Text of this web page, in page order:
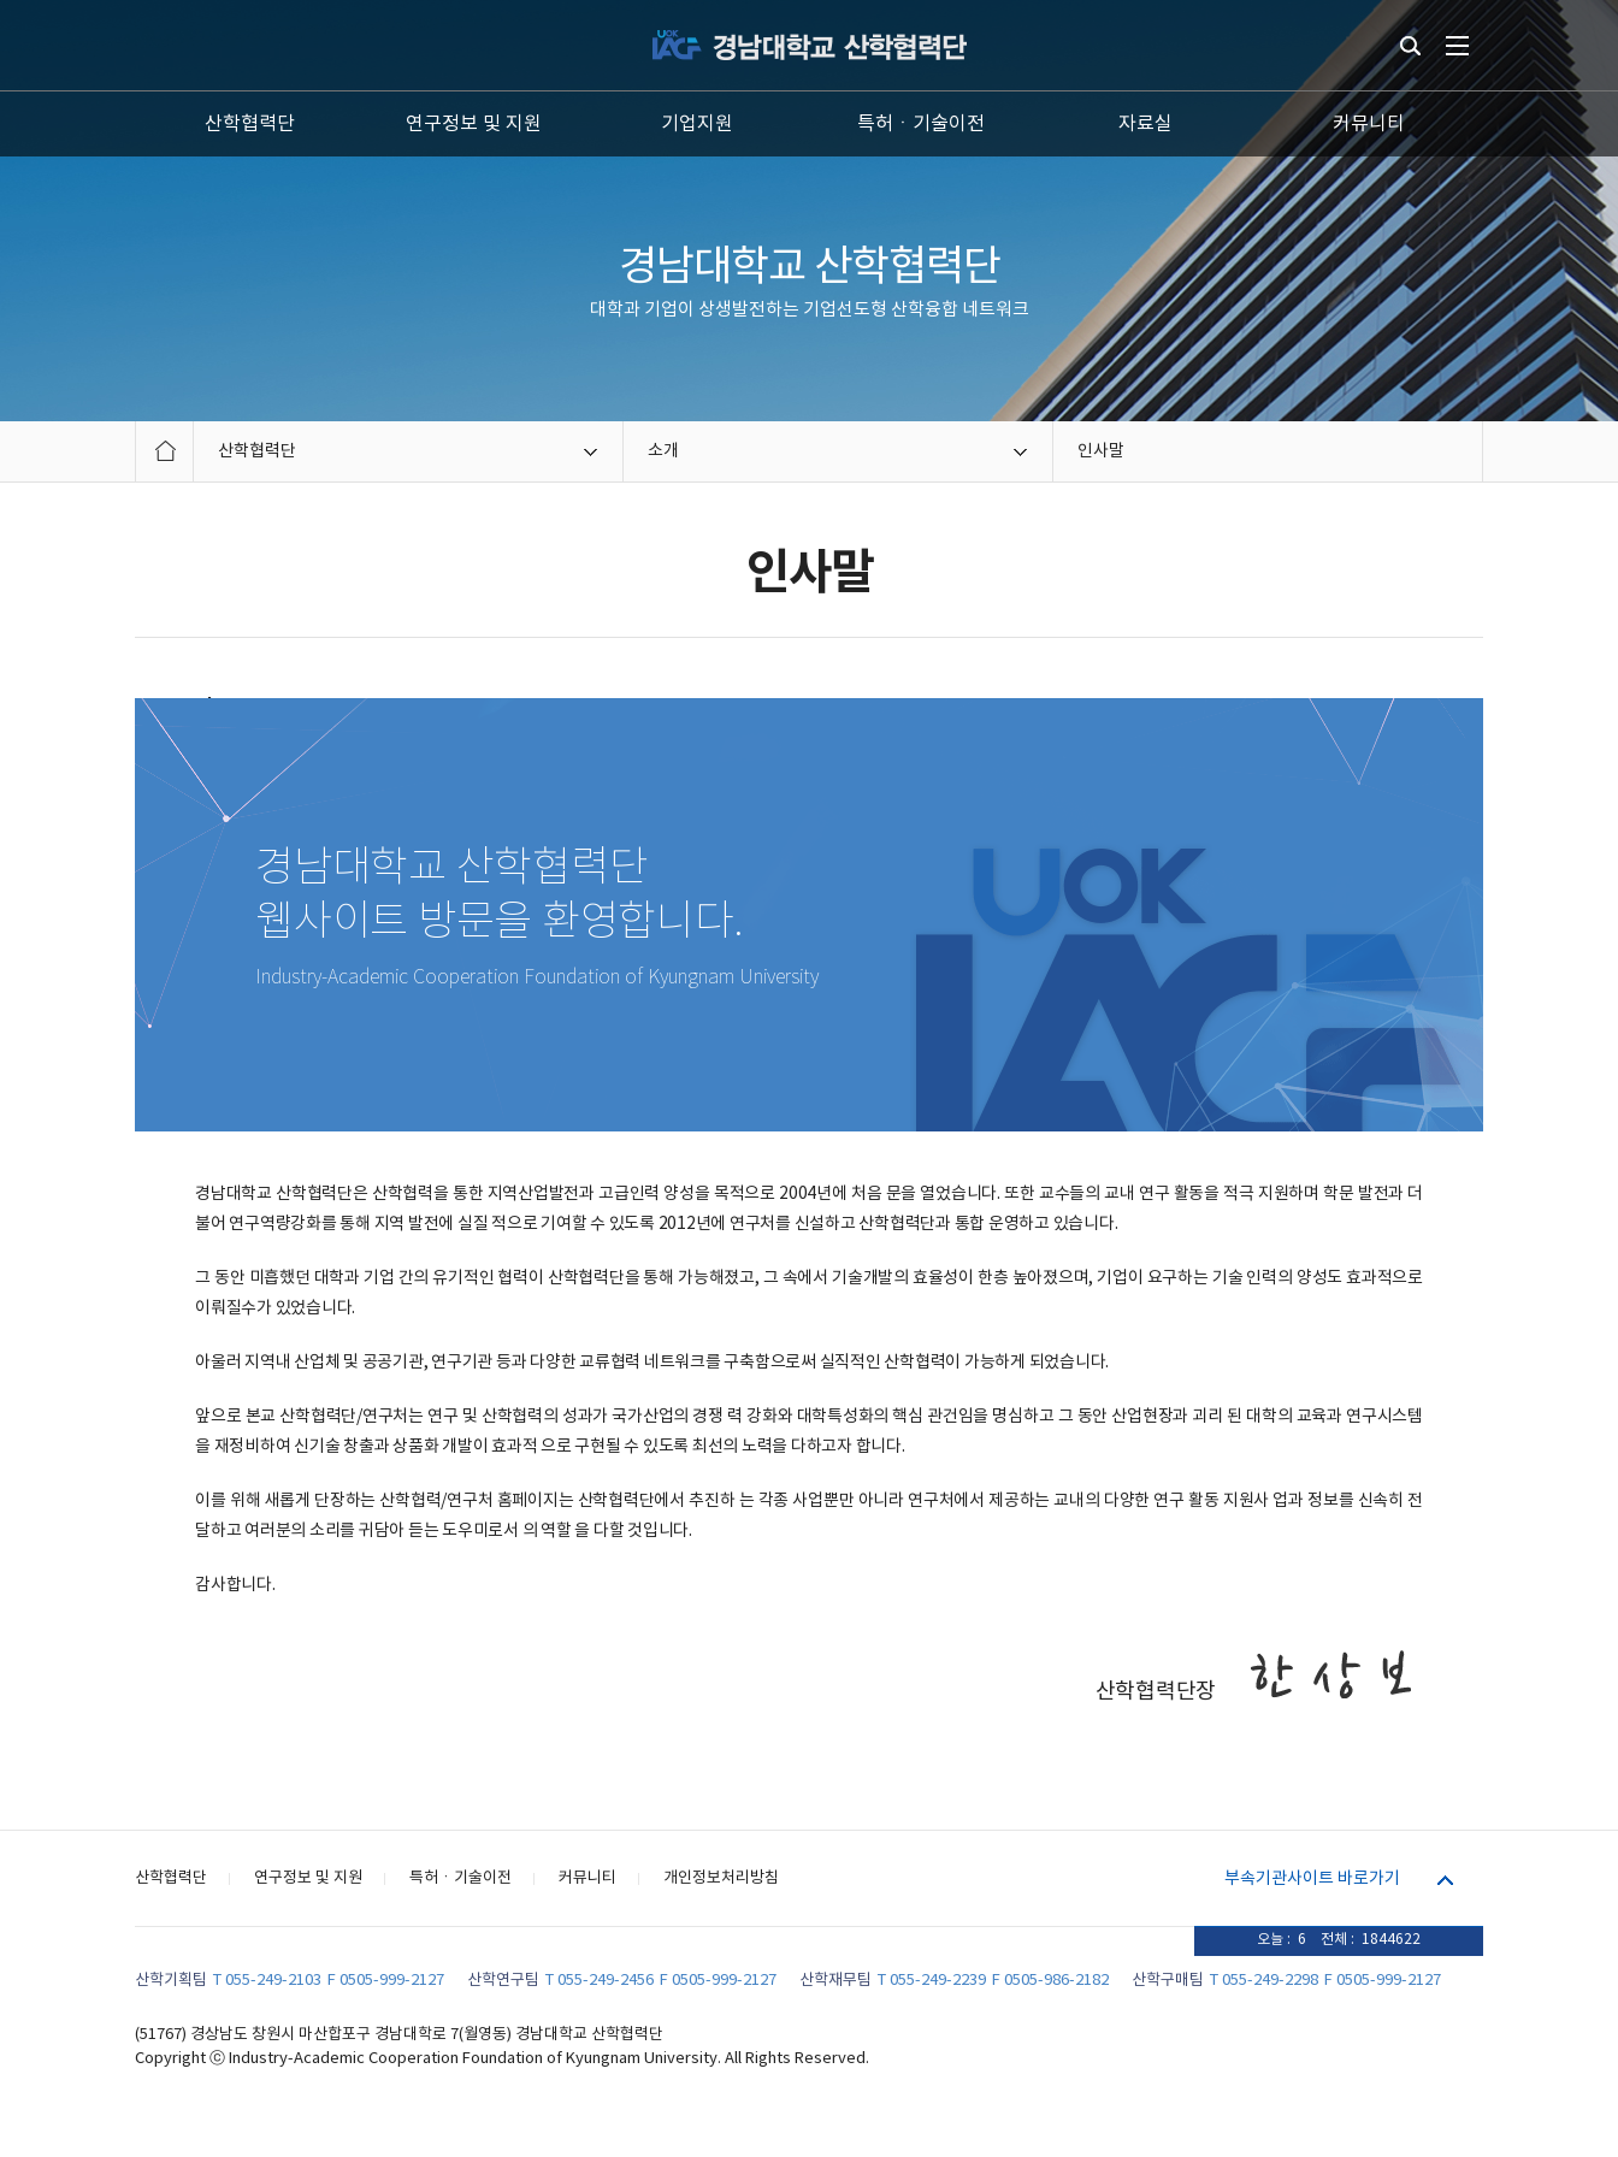
산학협력단 연구정보 및 지원 기업지원 특허ㆍ기술이전 자료실 커뮤니티
경남대학교 산학협력단
대학과 기업이 상생발전하는 기업선도형 산학융합 네트워크
산학협력단 소개 인사말
인사말
Welcome to
경남대학교 산학협력단 웹사이
트 방문을 환영합니다.
경남대학교 산학협력단
웹사이트 방문을 환영합니다.
Industry-Academic Cooperation Foundation of Kyungnam University
경남대학교 산학협력단은 산학협력을 통한 지역산업발전과 고급인력 양성을 목적으로 2004년에 처음 문을 열었습니다. 또한 교수들의 교내 연구 활동을 적극 지원하며 학문 발전과 더
불어 연구역량강화를 통해 지역 발전에 실질 적으로 기여할 수 있도록 2012년에 연구처를 신설하고 산학협력단과 통합 운영하고 있습니다.
그 동안 미흡했던 대학과 기업 간의 유기적인 협력이 산학협력단을 통해 가능해졌고, 그 속에서 기술개발의 효율성이 한층 높아졌으며, 기업이 요구하는 기술 인력의 양성도 효과적으로
이뤄질수가 있었습니다.
아울러 지역내 산업체 및 공공기관, 연구기관 등과 다양한 교류협력 네트워크를 구축함으로써 실직적인 산학협력이 가능하게 되었습니다.
앞으로 본교 산학협력단/연구처는 연구 및 산학협력의 성과가 국가산업의 경쟁 력 강화와 대학특성화의 핵심 관건임을 명심하고 그 동안 산업현장과 괴리 된 대학의 교육과 연구시스템
을 재정비하여 신기술 창출과 상품화 개발이 효과적 으로 구현될 수 있도록 최선의 노력을 다하고자 합니다.
이를 위해 새롭게 단장하는 산학협력/연구처 홈페이지는 산학협력단에서 추진하 는 각종 사업뿐만 아니라 연구처에서 제공하는 교내의 다양한 연구 활동 지원사 업과 정보를 신속히 전
달하고 여러분의 소리를 귀담아 듣는 도우미로서 의 역할 을 다할 것입니다.
감사합니다.
산학협력단장
오늘 : 6 전체 : 1844622
산학협력단 연구정보 및 지원 특허ㆍ기술이전 커뮤니티 개인정보처리방침 부속기관사이트 바로가기
산학기획팀 T 055-249-2103 F 0505-999-2127 산학연구팀 T 055-249-2456 F 0505-999-2127 산학재무팀 T 055-249-2239 F 0505-986-2182 산학구매팀 T 055-249-2298 F 0505-999-2127
(51767) 경상남도 창원시 마산합포구 경남대학로 7(월영동) 경남대학교 산학협력단
Copyright ⓒ Industry-Academic Cooperation Foundation of Kyungnam University. All Rights Reserved.